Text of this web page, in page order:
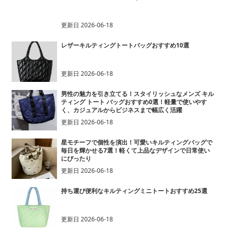
更新日 2026-06-18
レザーキルティングトートバッグおすすめ10選
更新日 2026-06-18
男性の魅力を引き立てる！スタイリッシュなメンズ キル
ティング トート バッグおすすめ0選！軽量で使いやす
く、カジュアルからビジネスまで幅広く活躍
更新日 2026-06-18
星モチーフで個性を演出！可愛いキルティングバッグで
毎日を輝かせる7選！軽くて上品なデザインで日常使い
にぴったり
更新日 2026-06-18
持ち運び便利なキルティングミニトートおすすめ25選
更新日 2026-06-18